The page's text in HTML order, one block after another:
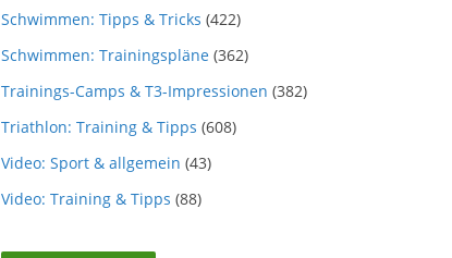
Schwimmen: Tipps & Tricks (422)
Schwimmen: Trainingspläne (362)
Trainings-Camps & T3-Impressionen (382)
Triathlon: Training & Tipps (608)
Video: Sport & allgemein (43)
Video: Training & Tipps (88)